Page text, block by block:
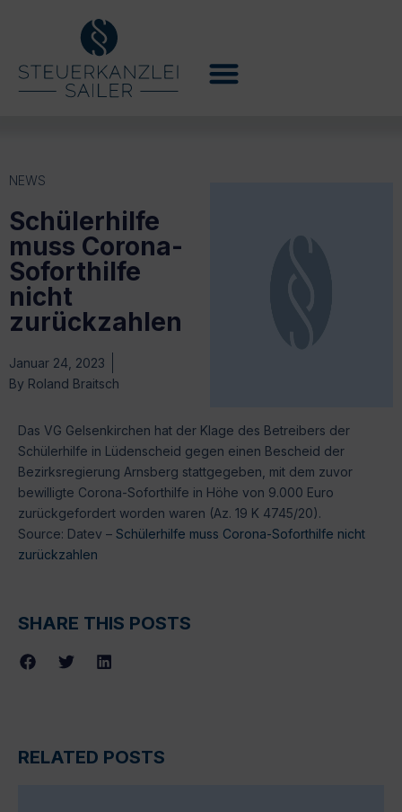
NEWS
Schülerhilfe
muss Corona-
Soforthilfe
nicht
zurückzahlen
Januar 24, 2023
By Roland Braitsch
Das VG Gelsenkirchen hat der Klage des Betreibers der
Schülerhilfe in Lüdenscheid gegen einen Bescheid der
Bezirksregierung Arnsberg stattgegeben, mit dem zuvor
bewilligte Corona-Soforthilfe in Höhe von 9.000 Euro
zurückgefordert worden waren (Az. 19 K 4745/20).
Source: Datev – Schülerhilfe muss Corona-Soforthilfe nicht
zurückzahlen
SHARE THIS POSTS
RELATED POSTS